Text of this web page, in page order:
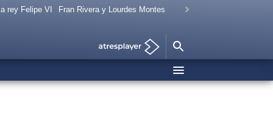
rey Felipe VI Fran Rivera y Lourdes Montes